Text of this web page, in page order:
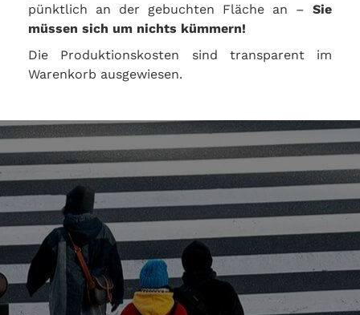
pünktlich an der gebuchten Fläche an – Sie
müssen sich um nichts kümmern!
Die Produktionskosten sind transparent im
Warenkorb ausgewiesen.